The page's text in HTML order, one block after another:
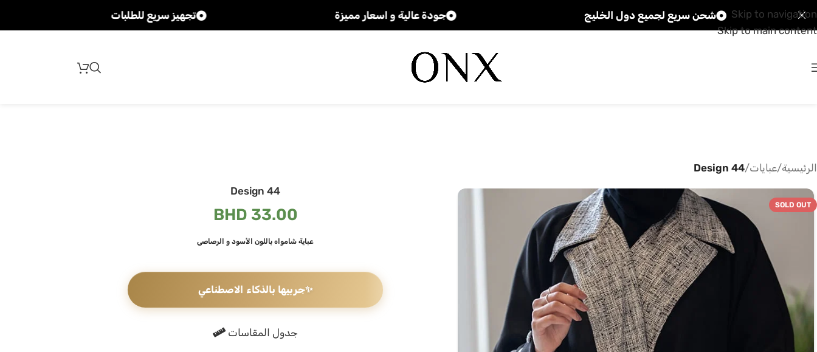
Skip to navigation
Skip to main content
تجهيز سريع للطلبات جودة عالية و اسعار مميزة شحن سريع لجميع دول الخليج
الرئيسية/عبايات/
Design 44
SOLD OUT
Design 44
BHD 33.00
عباية شامواه باللون الأسود و الرصاصي
✨جربيها بالذكاء الاصطناعي
جدول المقاسات